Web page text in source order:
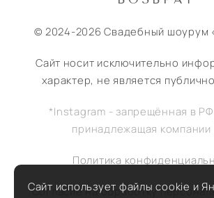
© 2024-2026 Свадебный шоурум
Сайт носит исключительно
характер, не является
*Instagram - запрещённая в РФ
принадлежащая компании
Политика
Согласие на обработку
Сайт использует файлы cookie и